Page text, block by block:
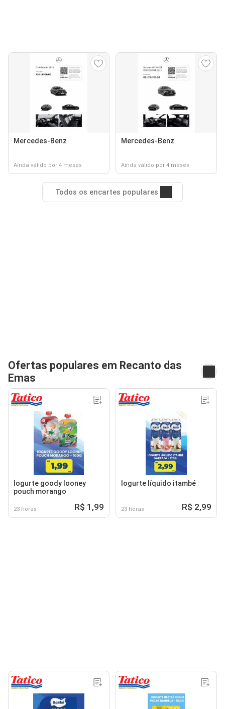
Mercedes-Benz
Ainda válido por 4 meses
Mercedes-Benz
Ainda válido por 4 meses
Todos os encartes populares
Ofertas populares em Recanto das
Emas
Iogurte goody looney
pouch morango
23 horas R$ 1,99
Iogurte líquido itambé
23 horas R$ 2,99